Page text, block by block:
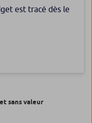
est tracé dès le
sans valeur